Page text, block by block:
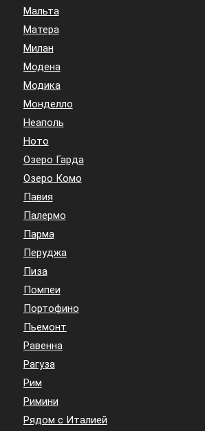
Мальта
Матера
Милан
Модена
Модика
Монделло
Неаполь
Ното
Озеро Гарда
Озеро Комо
Павия
Палермо
Парма
Перуджа
Пиза
Помпеи
Портофино
Пьемонт
Равенна
Рагуза
Рим
Римини
Рядом с Италией